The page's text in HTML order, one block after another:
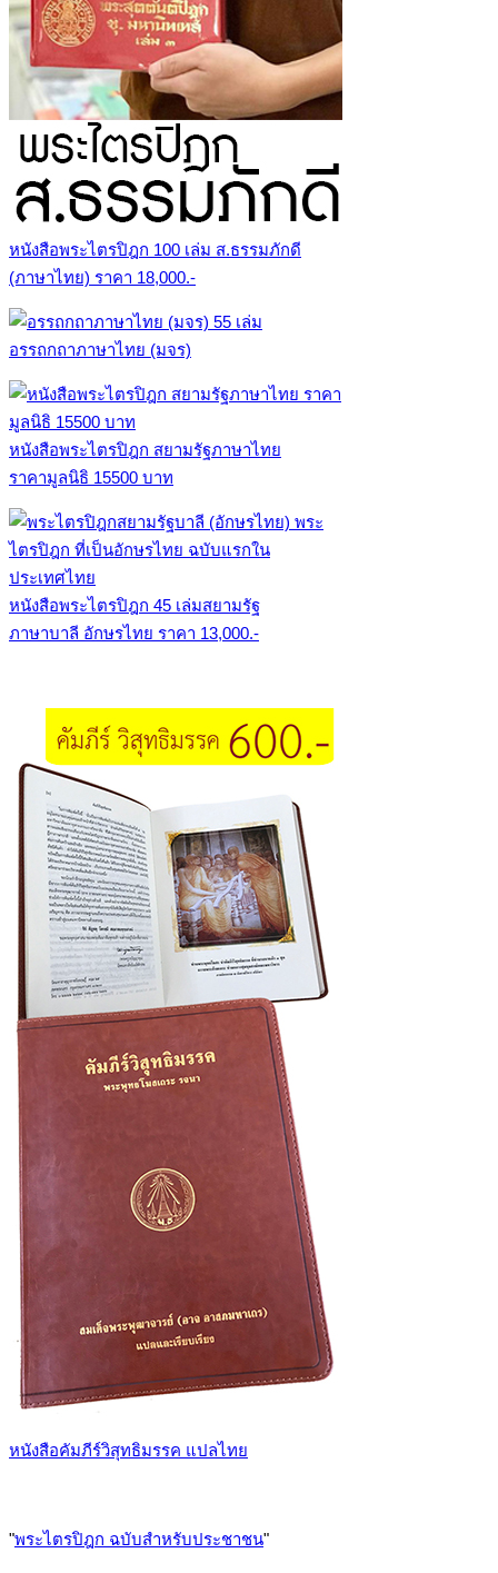
หนังสือพระไตรปิฎก 100 เล่ม ส.ธรรมภักดี
(ภาษาไทย) ราคา 18,000.-
อรรถกถาภาษาไทย (มจร)
หนังสือพระไตรปิฎก สยามรัฐภาษาไทย
ราคามูลนิธิ 15500 บาท
หนังสือพระไตรปิฎก 45 เล่มสยามรัฐ
ภาษาบาลี อักษรไทย ราคา 13,000.-
หนังสือคัมภีร์วิสุทธิมรรค แปลไทย
"พระไตรปิฎก ฉบับสำหรับประชาชน"